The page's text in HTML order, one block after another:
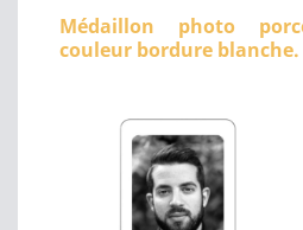
Médaillon photo
couleur bordure blanche.